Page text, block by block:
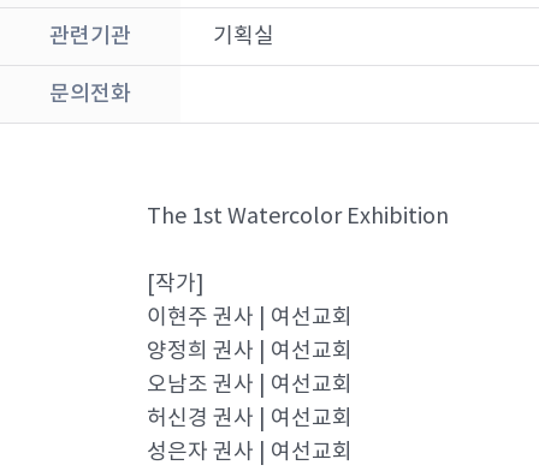
관련기관 기획실
문의전화
The 1st Watercolor Exhibition
[작가]
이현주 권사 | 여선교회
양정희 권사 | 여선교회
오남조 권사 | 여선교회
허신경 권사 | 여선교회
성은자 권사 | 여선교회